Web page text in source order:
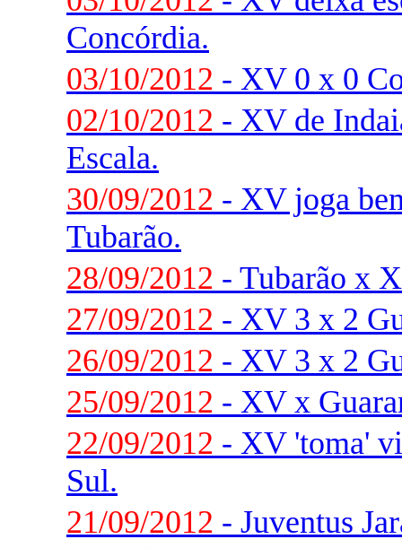
Concórdia.
03/10/2012 - XV 0 x 0
02/10/2012 - XV de
Escala.
30/09/2012 - XV joga
Tubarão.
28/09/2012 - Tubarão x
27/09/2012 - XV 3 x 2
26/09/2012 - XV 3 x 2
25/09/2012 - XV x
22/09/2012 - XV 'toma'
Sul.
21/09/2012 - Juventus